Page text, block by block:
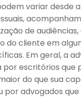
variar desde
de
do cliente em
Em geral, a
por escritórios que
do que sua
por advogados